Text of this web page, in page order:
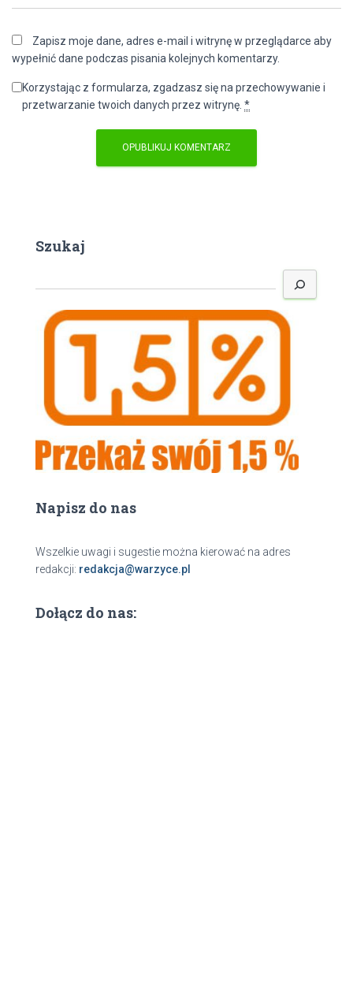
Zapisz moje dane, adres e-mail i witrynę w przeglądarce aby
wypełnić dane podczas pisania kolejnych komentarzy.
Korzystając z formularza, zgadzasz się na przechowywanie i
przetwarzanie twoich danych przez witrynę. *
Szukaj
z
Napisz do nas
Wszelkie uwagi i sugestie można kierować na adres
redakcji: redakcja@warzyce.pl
Dołącz do nas: